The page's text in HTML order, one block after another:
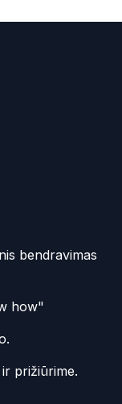
bendravimas
how"
prižiūrime.